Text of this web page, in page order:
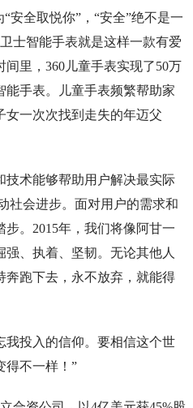
安全取悦你”，“安全”绝不是一
士智能手表就是这样一款有爱
里，360儿童手表实现了50万
能手表。儿童手表频繁帮助家
女一次次找到走失的年迈父
技术能够帮助用户解决最实际
社会进步。面对用户的需求和
。2015年，我们将像阿甘一
、执着、坚韧。无论其他人
奔跑下去，永不放弃，就能得
我投入的信仰。要相信这个世
得不一样！”